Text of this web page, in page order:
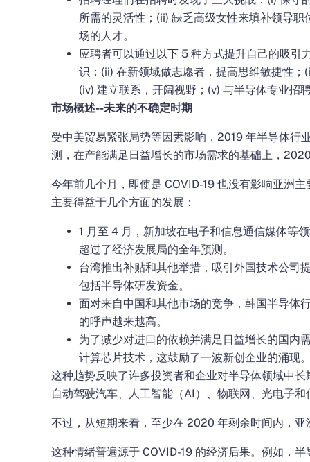
所需的灵活性；(ii) 缺乏高级女性来填补领导
场的人才。
应聘者可以通过以下 5 种方式提升自己的吸引
识；(ii) 在新领域做志愿者，提高思维敏捷性
(iv) 建立联系，开阔视野；(v) 与半导体专业招
市场概述--未来的不确定时期
受中美贸易紧张局势等因素影响，2019 年半导体行
测 ，在产能满足日益增长的市场需求的基础上，
今年前几个月，即使是 COVID-19 也没有影响亚洲
主要得益于几个方面的发展：
1 月至 4 月，新加坡在电子和信息通信媒体等
超过了经济发展局的全年预测。
台湾推出补贴和其他举措，吸引外国技术公司
包括半导体研发资金。
面对来自中国和其他市场的竞争，韩国半导体
的呼声越来越高。
为了减少对进口的依赖并满足日益增长的国内
计算芯片技术 ，这鼓励了一波新创企业的涌现
这种趋势反映了许多投资者和企业对半导体领域中
自动驾驶汽车、人工智能（AI）、物联网、光电子和
不过，从短期来看，至少在 2020 年剩余时间内，
这种情绪普遍源于 COVID-19 的经济后果。例如，